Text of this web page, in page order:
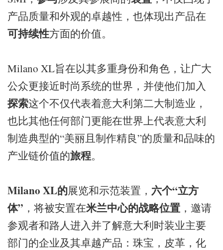
产品质量和外观的卓越性，也体现出产品在
可持续性方面的价值。
Milano XL旨在以其多重身份和角色，让广大
公众更接近时尚系统的世界，并使他们加入
探索这个不仅代表着意大利第二大制造业，
也比其他任何部门更能在世界上代表意大利
制造典型的“美丽且制作精良”的质量和品味的
产业链价值的旅程。
Milano XL的展览和示范装置， 六个“立方
体” ，将被安置在米兰中心的战略位置 ，邀请
参观者和路人进入并了解意大利时装业主要
部门的企业及其卓越产品：珠宝，皮革，化